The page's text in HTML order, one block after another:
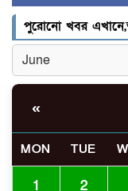
৫
৬
৭
পুরোনো খবর
«
MON TUE
1 2